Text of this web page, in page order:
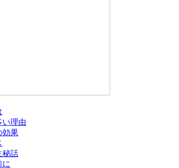
い理由
効果
秘話
に